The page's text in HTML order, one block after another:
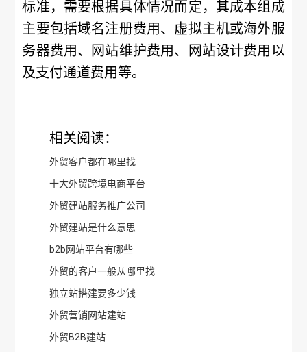
标准，需要根据具体情况而定，其成本组成
主要包括域名注册费用、虚拟主机或海外服
务器费用、网站维护费用、网站设计费用以
及支付通道费用等。
相关阅读：
外贸客户都在哪里找
十大外贸跨境电商平台
外贸建站服务推广公司
外贸建站是什么意思
b2b网站平台有哪些
外贸的客户一般从哪里找
独立站搭建要多少钱
外贸营销网站建站
外贸B2B建站